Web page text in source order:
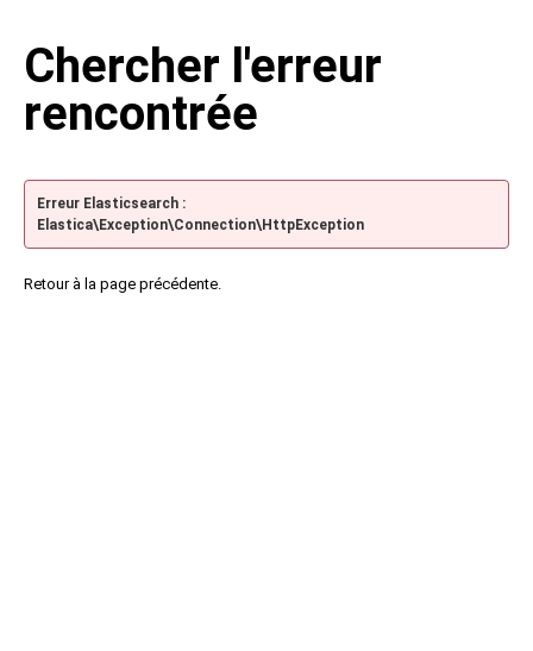
Chercher l'erreur
rencontrée
Erreur Elasticsearch :
Elastica\Exception\Connection\HttpException
Retour à la page précédente.